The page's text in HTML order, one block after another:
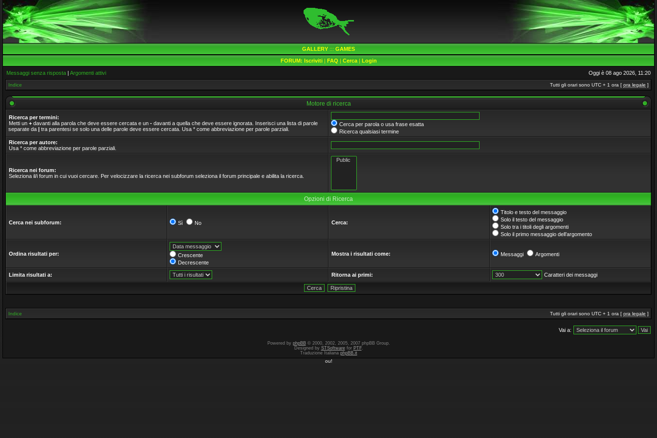
GALLERY ::: GAMES
FORUM: Iscriviti| FAQ | Cerca| Login
Messaggi senza risposta | Argomenti attivi Oggi è 08 ago 2026, 11:20
Indice Tutti gli orari sono UTC + 1 ora [ ora legale ]
Motore di ricerca
Ricerca per termini:
Metti un + davanti alla parola che deve essere cercata e un - davanti a quella che deve essere ignorata. Inserisci una lista di parole
separate da | tra parentesi se solo una delle parole deve essere cercata. Usa * come abbreviazione per parole parziali.
Cerca per parola o usa frase esatta
Ricerca qualsiasi termine
Ricerca per autore:
Usa * come abbreviazione per parole parziali.
Ricerca nei forum:
Seleziona il/i forum in cui vuoi cercare. Per velocizzare la ricerca nei subforum seleziona il forum principale e abilita la ricerca.
Opzioni di Ricerca
Cerca nei subforum: Sì No Cerca:
Titolo e testo del messaggio
Solo il testo del messaggio
Solo tra i titoli degli argomenti
Solo il primo messaggio dell’argomento
Ordina risultati per:
Crescente
Decrescente
Mostra i risultati come: Messaggi Argomenti
Limita risultati a: Ritorna ai primi: Caratteri dei messaggi
Indice Tutti gli orari sono UTC + 1 ora [ ora legale ]
Vai a:
Powered by phpBB© 2000, 2002, 2005, 2007 phpBB Group.
Designed by STSoftwarefor PTF.
Traduzione Italiana phpBB.it
ou!